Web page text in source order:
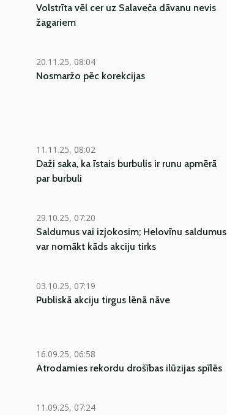
Volstrīta vēl cer uz Salaveča dāvanu nevis
žagariem
20.11.25, 08:04
Nosmaržo pēc korekcijas
11.11.25, 08:02
Daži saka, ka īstais burbulis ir runu apmērā
par burbuli
29.10.25, 07:20
Saldumus vai izjokosim; Helovīnu saldumus
var nomākt kāds akciju tirks
03.10.25, 07:19
Publiskā akciju tirgus lēnā nāve
16.09.25, 06:58
Atrodamies rekordu drošības ilūzijas spīlēs
11.09.25, 07:24